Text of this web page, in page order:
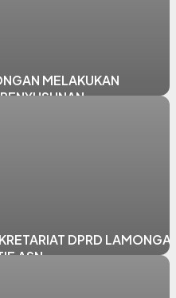
MELAKUKAN
DPRD
ASN